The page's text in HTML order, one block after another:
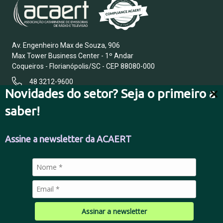
Novidades do setor? Seja o primeiro a
saber!
Assine a newsletter da ACAERT
Assinar a newsletter
Av. Engenheiro Max de Souza, 906
Max Tower Business Center - 1º Andar
Coqueiros - Florianópolis/SC - CEP 88080-000
48 3212-9600
FALE CONOSCO
POLÍTICA DE PRIVACIDADE
© 2026 Todos os direitos reservados.